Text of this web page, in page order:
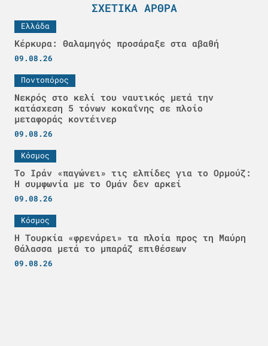
ΣΧΕΤΙΚΆ ΆΡΘΡΑ
Ελλάδα
Κέρκυρα: Θαλαμηγός προσάραξε στα αβαθή
09.08.26
Ποντοπόρος
Νεκρός στο κελί του ναυτικός μετά την
κατάσχεση 5 τόνων κοκαΐνης σε πλοίο
μεταφοράς κοντέινερ
09.08.26
Κόσμος
Το Ιράν «παγώνει» τις ελπίδες για το Ορμούζ:
Η συμφωνία με το Ομάν δεν αρκεί
09.08.26
Κόσμος
Η Τουρκία «φρενάρει» τα πλοία προς τη Μαύρη
Θάλασσα μετά το μπαράζ επιθέσεων
09.08.26